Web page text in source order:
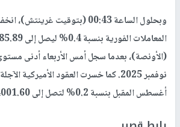
وبحلول الساعة 00:43 (بتوقيت
(الأونصة)، بعدما سجل أمس الأربعاء أدنى
نوفمبر 2025. كما خسرت العقود الأميركية
أغسطس المقبل بنسبة 0.2% لتصل إلى 4001.60 دولاراً.